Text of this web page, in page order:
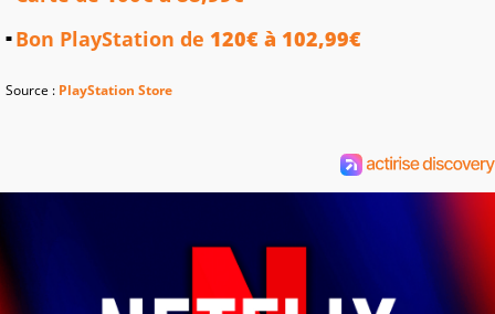
Bon PlayStation de 120€ à 102,99€
Source : PlayStation Store